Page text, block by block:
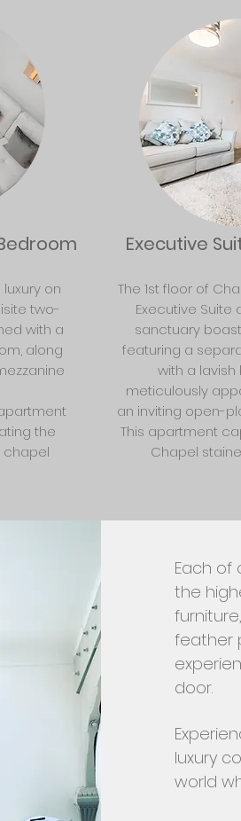
on
two-
with a
along
the
Executive
The 1st floor of
Executive Suite
sanctuary
featuring a
with a lavish
meticulously
an inviting open-
This apartment
Chapel
Each of
the
feather
door.
luxury
world